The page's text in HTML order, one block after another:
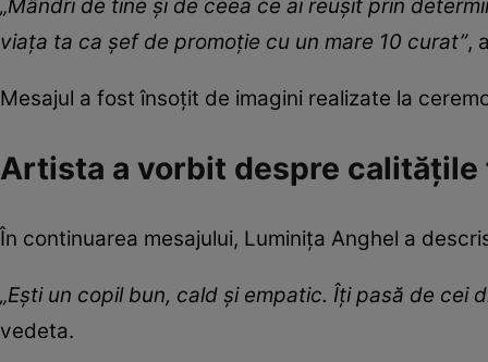
„Mândri de tine şi de ceea ce ai reuşit prin
viața ta ca şef de promoție cu un mare 10 curat”,
Mesajul a fost însoțit de imagini realizate la
Artista a vorbit despre calitățile
În continuarea mesajului, Luminița Anghel a
„Eşti un copil bun, cald și empatic. Îți pasă de cei
vedeta.